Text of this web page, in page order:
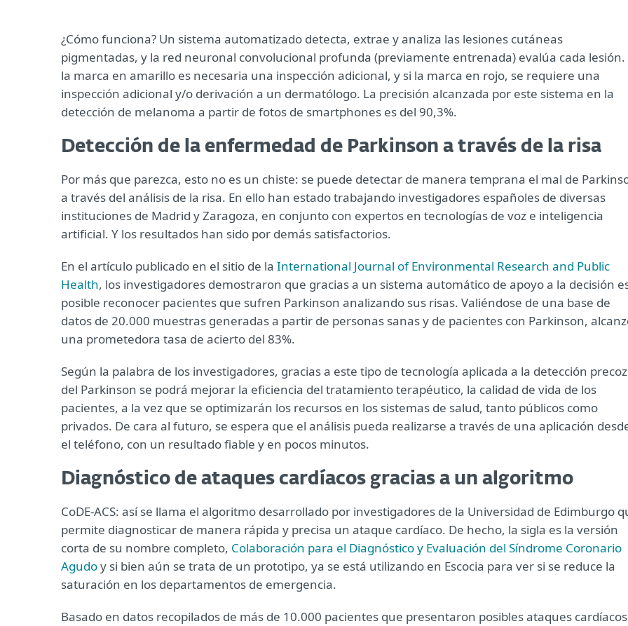
¿Cómo funciona? Un sistema automatizado detecta, extrae y analiza las lesiones cutáneas
pigmentadas, y la red neuronal convolucional profunda (previamente entrenada) evalúa cada lesión.
la marca en amarillo es necesaria una inspección adicional, y si la marca en rojo, se requiere una
inspección adicional y/o derivación a un dermatólogo. La precisión alcanzada por este sistema en la
detección de melanoma a partir de fotos de smartphones es del 90,3%.
Detección de la enfermedad de Parkinson a través de la risa
Por más que parezca, esto no es un chiste: se puede detectar de manera temprana el mal de
a través del análisis de la risa. En ello han estado trabajando investigadores españoles de diversas
instituciones de Madrid y Zaragoza, en conjunto con expertos en tecnologías de voz e inteligencia
artificial. Y los resultados han sido por demás satisfactorios.
En el artículo publicado en el sitio de la International Journal of Environmental Research and Public
Health, los investigadores demostraron que gracias a un sistema automático de apoyo a la decisión
posible reconocer pacientes que sufren Parkinson analizando sus risas. Valiéndose de una base de
datos de 20.000 muestras generadas a partir de personas sanas y de pacientes con Parkinson,
una prometedora tasa de acierto del 83%.
Según la palabra de los investigadores, gracias a este tipo de tecnología aplicada a la detección precoz
del Parkinson se podrá mejorar la eficiencia del tratamiento terapéutico, la calidad de vida de los
pacientes, a la vez que se optimizarán los recursos en los sistemas de salud, tanto públicos como
privados. De cara al futuro, se espera que el análisis pueda realizarse a través de una aplicación
el teléfono, con un resultado fiable y en pocos minutos.
Diagnóstico de ataques cardíacos gracias a un algoritmo
CoDE-ACS: así se llama el algoritmo desarrollado por investigadores de la Universidad de Edimburgo
permite diagnosticar de manera rápida y precisa un ataque cardíaco. De hecho, la sigla es la versión
corta de su nombre completo, Colaboración para el Diagnóstico y Evaluación del Síndrome Coronario
Agudoy si bien aún se trata de un prototipo, ya se está utilizando en Escocia para ver si se reduce la
saturación en los departamentos de emergencia.
Basado en datos recopilados de más de 10.000 pacientes que presentaron posibles ataques